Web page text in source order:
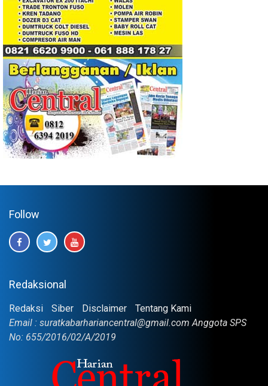
Follow
Redaksional
Redaksi Siber Disclaimer
Tentang Kami
Email : suratkabarhariancentral@gmail.com Anggota SPS
No: 655/2016/02/A/2019